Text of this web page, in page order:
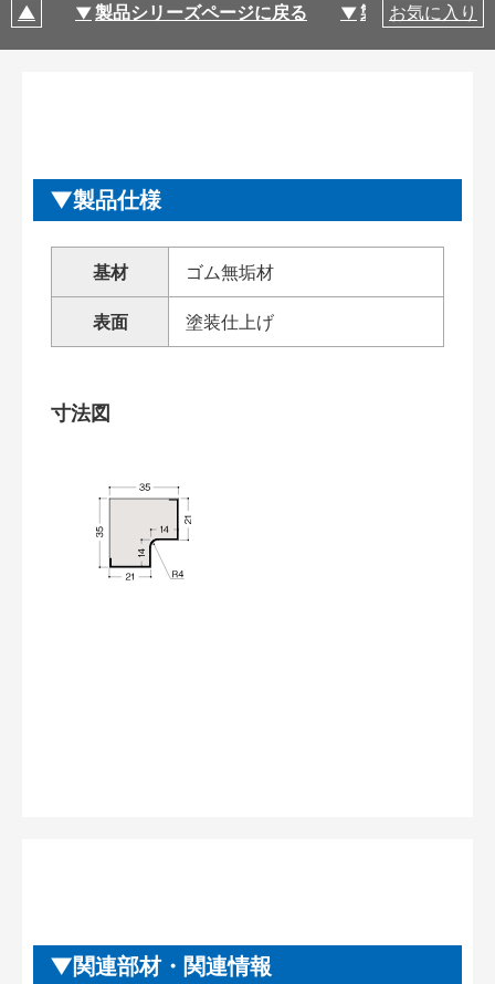
製品シリーズページに戻る 製品仕様
お気に入り
製品仕様
基材 ゴム無垢材
表面 塗装仕上げ
寸法図
関連部材・関連情報